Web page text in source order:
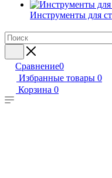
Инструменты для
Сравнение0
Избранные товары 0
Корзина 0